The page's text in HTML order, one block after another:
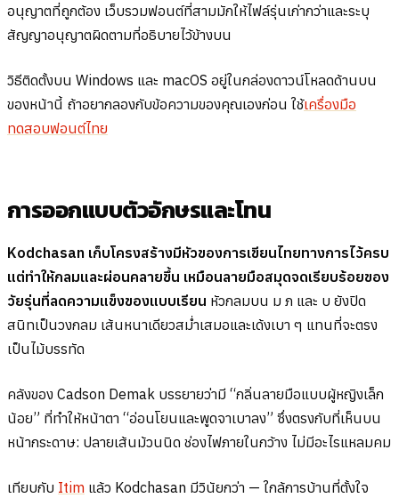
อนุญาตที่ถูกต้อง เว็บรวมฟอนต์ที่สามมักให้ไฟล์รุ่นเก่ากว่าและระบุ
สัญญาอนุญาตผิดตามที่อธิบายไว้ข้างบน
วิธีติดตั้งบน Windows และ macOS อยู่ในกล่องดาวน์โหลดด้านบน
ของหน้านี้ ถ้าอยากลองกับข้อความของคุณเองก่อน ใช้เครื่องมือ
ทดสอบฟอนต์ไทย
การออกแบบตัวอักษรและโทน
Kodchasan เก็บโครงสร้างมีหัวของการเขียนไทยทางการไว้ครบ
แต่ทำให้กลมและผ่อนคลายขึ้น เหมือนลายมือสมุดจดเรียบร้อยของ
วัยรุ่นที่ลดความแข็งของแบบเรียน หัวกลมบน ม ภ และ บ ยังปิด
สนิทเป็นวงกลม เส้นหนาเดียวสม่ำเสมอและเด้งเบา ๆ แทนที่จะตรง
เป็นไม้บรรทัด
คลังของ Cadson Demak บรรยายว่ามี “กลิ่นลายมือแบบผู้หญิงเล็ก
น้อย” ที่ทำให้หน้าตา “อ่อนโยนและพูดจาเบาลง” ซึ่งตรงกับที่เห็นบน
หน้ากระดาษ: ปลายเส้นม้วนนิด ช่องไฟภายในกว้าง ไม่มีอะไรแหลมคม
เทียบกับ Itim แล้ว Kodchasan มีวินัยกว่า — ใกล้การบ้านที่ตั้งใจ